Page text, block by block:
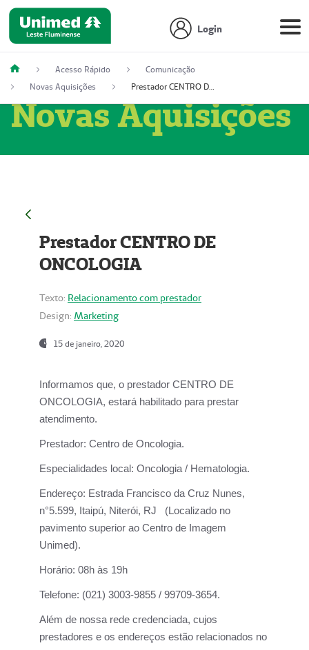
Login
Acesso Rápido
Comunicação
Novas Aquisições
Prestador CENTRO DE ONCOLOGIA
Novas Aquisições
Prestador CENTRO DE
ONCOLOGIA
Texto: Relacionamento com prestador
Design: Marketing
15 de janeiro, 2020
Informamos que, o prestador CENTRO DE
ONCOLOGIA, estará habilitado para prestar
atendimento.
Prestador: Centro de Oncologia.
Especialidades local: Oncologia / Hematologia.
Endereço: Estrada Francisco da Cruz Nunes,
n°5.599, Itaipú, Niterói, RJ (Localizado no
pavimento superior ao Centro de Imagem
Unimed).
Horário: 08h às 19h
Telefone: (021) 3003-9855 / 99709-3654.
Além de nossa rede credenciada, cujos
prestadores e os endereços estão relacionados no